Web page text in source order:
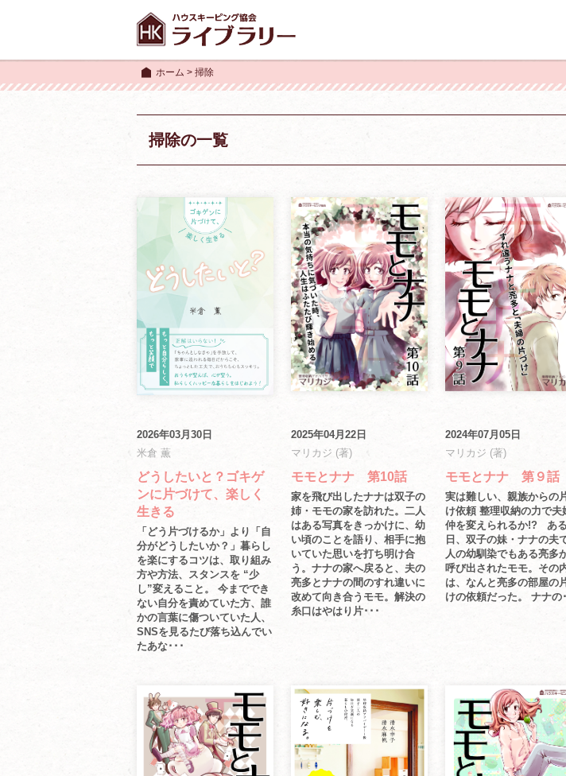
ホーム > 掃除
掃除の一覧
2026年03月30日
米倉 薫
どうしたいと？ゴキゲ
ンに片づけて、楽しく
生きる
「どう片づけるか」より「自
分がどうしたいか？」暮らし
を楽にするコツは、取り組み
方や方法、スタンスを “少
し”変えること。 今まででき
ない自分を責めていた方、誰
かの言葉に傷ついていた人、
SNSを見るたび落ち込んでい
たあな･･･
2025年04月22日
マリカジ (著)
モモとナナ 第10話
家を飛び出したナナは双子の
姉・モモの家を訪れた。二人
はある写真をきっかけに、幼
い頃のことを語り、相手に抱
いていた思いを打ち明け合
う。ナナの家へ戻ると、夫の
亮多とナナの間のすれ違いに
改めて向き合うモモ。解決の
糸口はやはり片･･･
2024年07月05日
マリカジ (著)
モモとナナ 第９話
実は難しい、親族からの
け依頼 整理収納の力で夫
仲を変えられるか!? ある
日、双子の妹・ナナの夫
人の幼馴染でもある亮多
呼び出されたモモ。その
は、なんと亮多の部屋の
けの依頼だった。 ナナの